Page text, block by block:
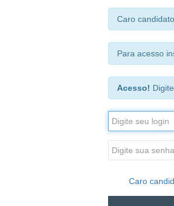
Caro
Para acesso
Acesso!
Caro